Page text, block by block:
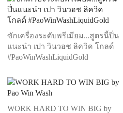
ซักเครื่องระดับพรีเมียม...สูตรนี้ปิ่น
แนะนำ เปา วินวอช ลิควิค โกลด์
#PaoWinWashLiquidGold
WORK HARD TO WIN BIG by